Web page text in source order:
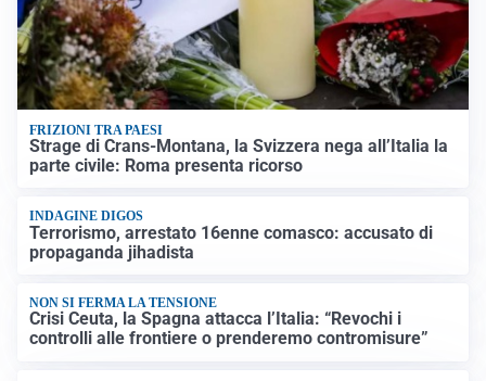
FRIZIONI TRA PAESI
Strage di Crans-Montana, la Svizzera nega all’Italia la
parte civile: Roma presenta ricorso
INDAGINE DIGOS
Terrorismo, arrestato 16enne comasco: accusato di
propaganda jihadista
NON SI FERMA LA TENSIONE
Crisi Ceuta, la Spagna attacca l’Italia: “Revochi i
controlli alle frontiere o prenderemo contromisure”